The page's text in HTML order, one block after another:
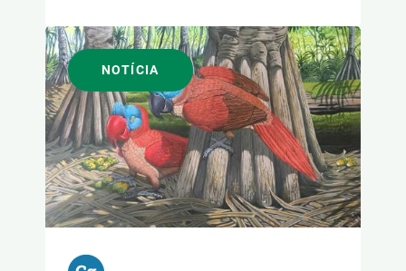
NOTÍCIA